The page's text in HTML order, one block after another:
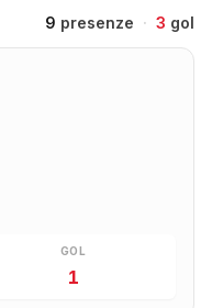
9 presenze · 3 gol
GOL
1